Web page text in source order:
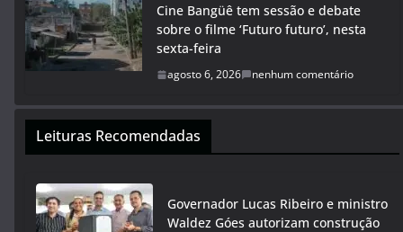
Cine Bangüê tem sessão e debate
sobre o filme ‘Futuro futuro’, nesta
sexta-feira
agosto 6, 2026 nenhum comentário
Leituras Recomendadas
Governador Lucas Ribeiro e ministro
Waldez Góes autorizam construção